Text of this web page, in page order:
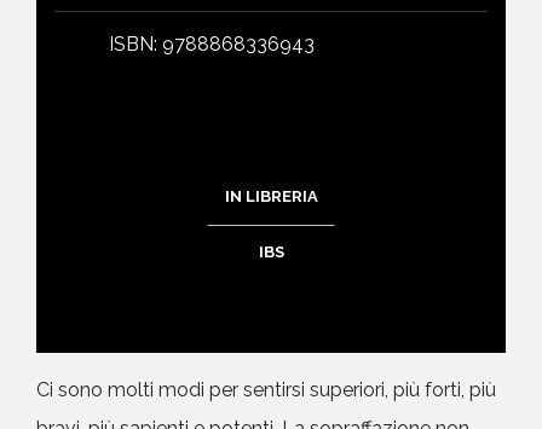
ISBN: 9788868336943
IN LIBRERIA
IBS
Ci sono molti modi per sentirsi superiori, più forti, più